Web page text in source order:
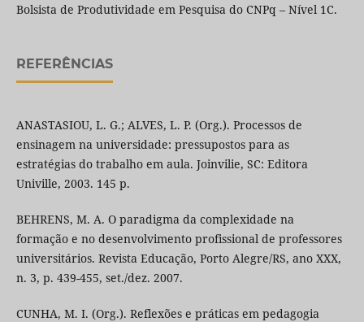
Bolsista de Produtividade em Pesquisa do CNPq – Nível 1C.
REFERÊNCIAS
ANASTASIOU, L. G.; ALVES, L. P. (Org.). Processos de
ensinagem na universidade: pressupostos para as
estratégias do trabalho em aula. Joinvilie, SC: Editora
Univille, 2003. 145 p.
BEHRENS, M. A. O paradigma da complexidade na
formação e no desenvolvimento profissional de professores
universitários. Revista Educação, Porto Alegre/RS, ano XXX,
n. 3, p. 439-455, set./dez. 2007.
CUNHA, M. I. (Org.). Reflexões e práticas em pedagogia